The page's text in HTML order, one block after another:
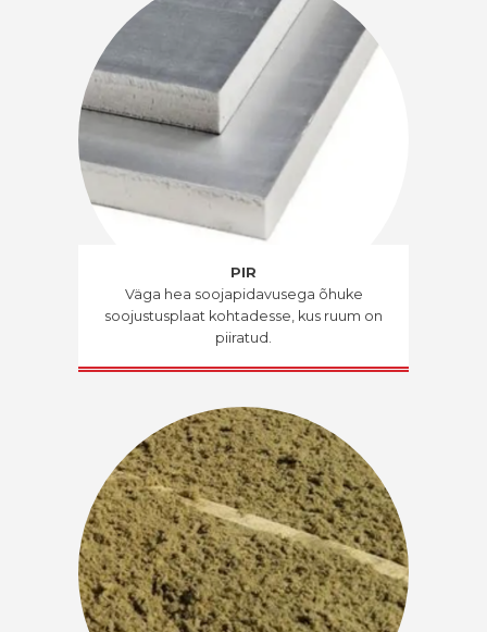
PIR
Väga hea soojapidavusega õhuke
soojustusplaat kohtadesse, kus ruum on
piiratud.